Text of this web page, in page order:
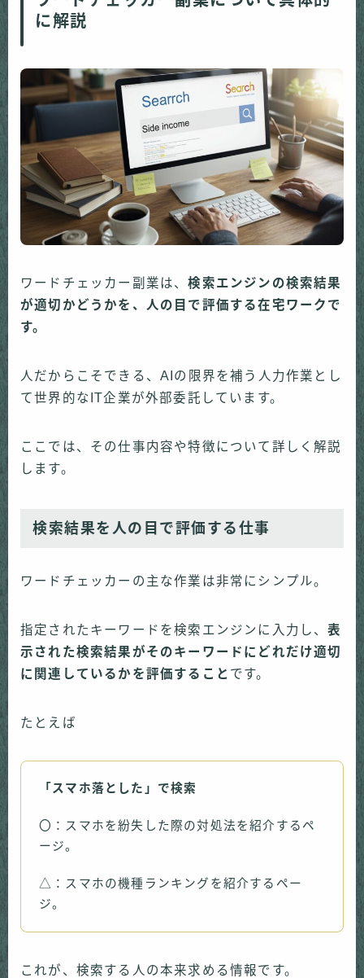
に解説
ワードチェッカー副業は、検索エンジンの検索結果
が適切かどうかを、人の目で評価する在宅ワークで
す。
人だからこそできる、AIの限界を補う人力作業とし
て世界的なIT企業が外部委託しています。
ここでは、その仕事内容や特徴について詳しく解説
します。
検索結果を人の目で評価する仕事
ワードチェッカーの主な作業は非常にシンプル。
指定されたキーワードを検索エンジンに入力し、表
示された検索結果がそのキーワードにどれだけ適切
に関連しているかを評価すること です。
たとえば
「スマホ落とした」で検索
〇：スマホを紛失した際の対処法を紹介するペ
ージ。
△：スマホの機種ランキングを紹介するペー
ジ。
これが、検索する人の本来求める情報です。